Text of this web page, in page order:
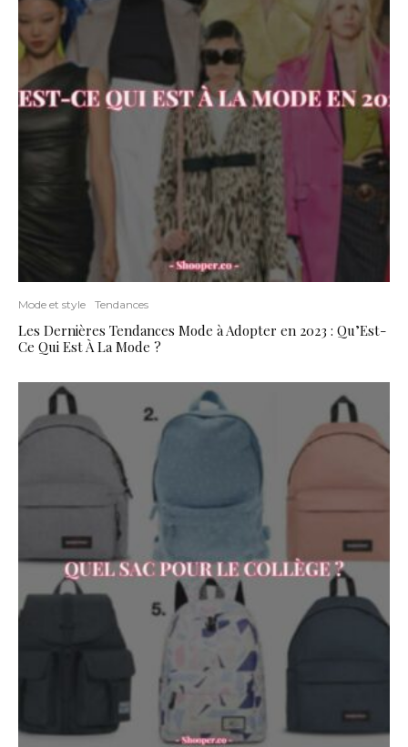
Mode et style Tendances
Les Dernières Tendances Mode à Adopter en 2023 : Qu’Est-
Ce Qui Est À La Mode ?